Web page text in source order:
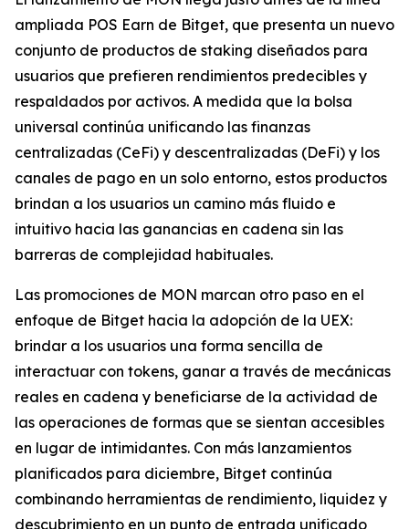
ampliada POS Earn de Bitget, que presenta un nuevo
conjunto de productos de staking diseñados para
usuarios que prefieren rendimientos predecibles y
respaldados por activos. A medida que la bolsa
universal continúa unificando las finanzas
centralizadas (CeFi) y descentralizadas (DeFi) y los
canales de pago en un solo entorno, estos productos
brindan a los usuarios un camino más fluido e
intuitivo hacia las ganancias en cadena sin las
barreras de complejidad habituales.
Las promociones de MON marcan otro paso en el
enfoque de Bitget hacia la adopción de la UEX:
brindar a los usuarios una forma sencilla de
interactuar con tokens, ganar a través de mecánicas
reales en cadena y beneficiarse de la actividad de
las operaciones de formas que se sientan accesibles
en lugar de intimidantes. Con más lanzamientos
planificados para diciembre, Bitget continúa
combinando herramientas de rendimiento, liquidez y
descubrimiento en un punto de entrada unificado